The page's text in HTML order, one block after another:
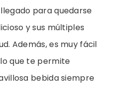
para quedarse
y sus múltiples
Además, es muy fácil
que te permite
bebida siempre